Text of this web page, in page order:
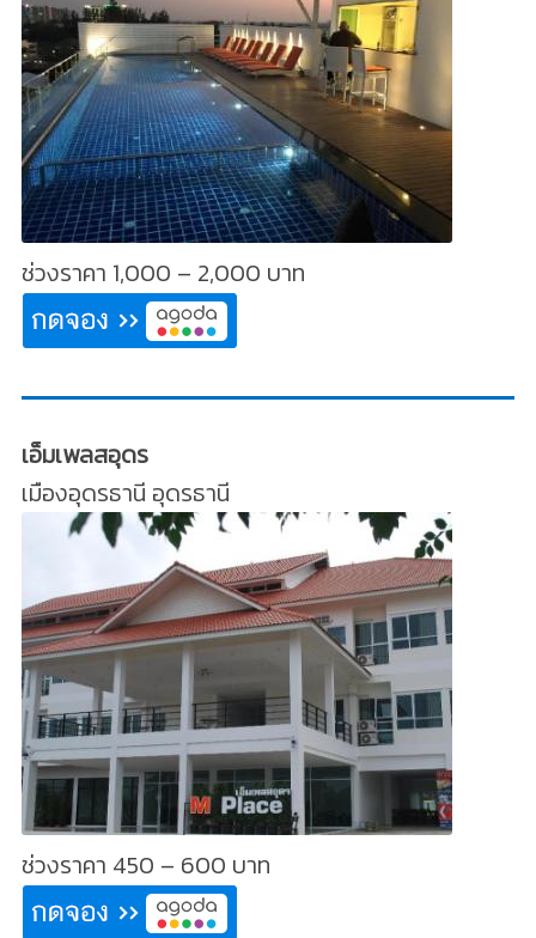
ช่วงราคา 1,000 – 2,000 บาท
เอ็มเพลสอุดร
เมืองอุดรธานี อุดรธานี
ช่วงราคา 450 – 600 บาท